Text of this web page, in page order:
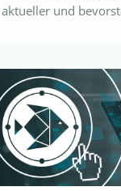
aktueller und
letzten 20 Monate
flustix-
der neuesten
Regularien,
novellieren. Dazu
and Packaging